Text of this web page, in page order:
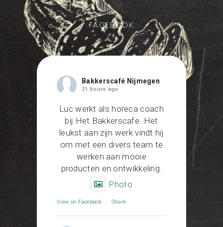
FACEBOOK
—
Bakkerscafé Nijmegen
21 hours ago
Luc werkt als horeca coach
bij Het Bakkerscafe. Het
leukst aan zijn werk vindt hij
om met een divers team te
werken aan mooie
producten en ontwikkeling.
Photo
View on Facebook Share